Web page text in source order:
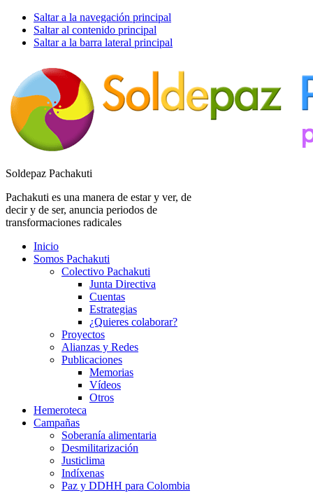
Saltar a la navegación principal
Saltar al contenido principal
Saltar a la barra lateral principal
Soldepaz Pachakuti
Pachakuti es una manera de estar y ver, de
decir y de ser, anuncia periodos de
transformaciones radicales
Inicio
Somos Pachakuti
Colectivo Pachakuti
Junta Directiva
Cuentas
Estrategias
¿Quieres colaborar?
Proyectos
Alianzas y Redes
Publicaciones
Memorias
Vídeos
Otros
Hemeroteca
Campañas
Soberanía alimentaria
Desmilitarización
Justiclima
Indíxenas
Paz y DDHH para Colombia